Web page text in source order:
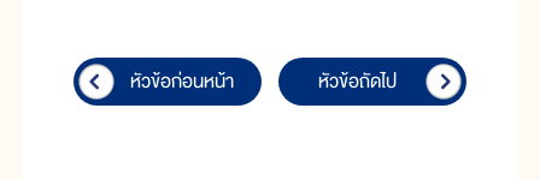
หัวข้อก่อนหน้า หัวข้อถัดไป